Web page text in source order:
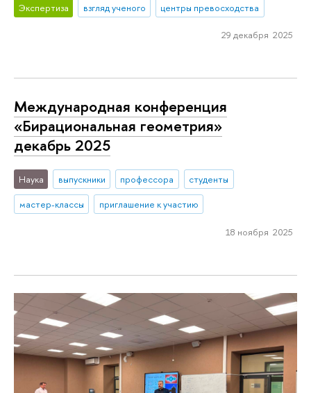
Экспертиза взгляд ученого центры превосходства
29 декабря 2025
Международная конференция
«Бирациональная геометрия»
декабрь 2025
Наука выпускники профессора
студенты
мастер-классы
приглашение к участию
18 ноября 2025